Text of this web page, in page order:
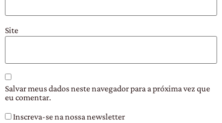
Site
Salvar meus dados neste navegador para a próxima vez que
eu comentar.
Inscreva-se na nossa newsletter